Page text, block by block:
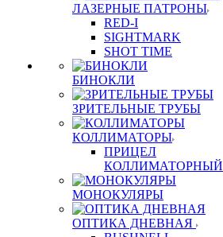
ЛАЗЕРНЫЕ ПАТРОНЫ
RED-I
SIGHTMARK
SHOT TIME
БИНОКЛИ
ЗРИТЕЛЬНЫЕ ТРУБЫ
КОЛЛИМАТОРЫ
ПРИЦЕЛ
КОЛЛИМАТОРНЫЙ
МОНОКУЛЯРЫ
ОПТИКА ДНЕВНАЯ